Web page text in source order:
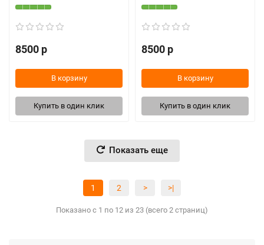
8500 р
В корзину
Купить в один клик
8500 р
В корзину
Купить в один клик
Показать еще
1 2 > >|
Показано с 1 по 12 из 23 (всего 2 страниц)